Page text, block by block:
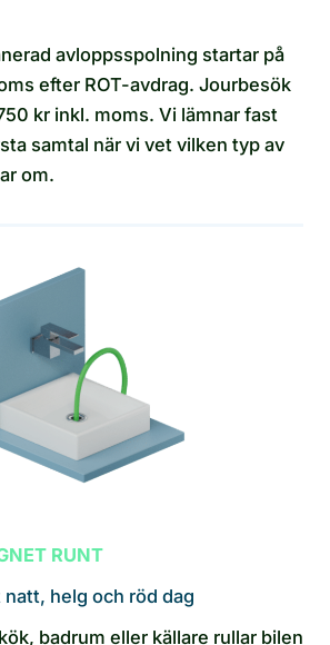
avloppsspolning startar på
efter ROT-avdrag. Jourbesök
kr inkl. moms. Vi lämnar fast
samtal när vi vet vilken typ av
om.
RUNT
helg och röd dag
badrum eller källare rullar bilen